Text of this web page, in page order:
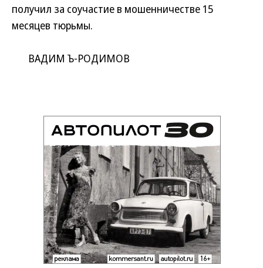
получил за соучастие в мошенничестве 15
месяцев тюрьмы.
ВАДИМ Ъ-РОДИМОВ